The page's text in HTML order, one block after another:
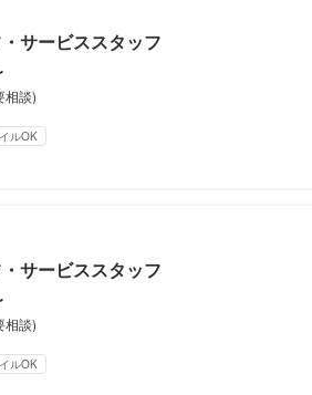
サービススタッフ
相談)
ルOK
サービススタッフ
相談)
ルOK
付き！
制服貸与 車通勤OK バイク通勤OK
付き！
制服貸与 車通勤OK バイク通勤OK
土日休み)
制服貸与 車通勤OK
フリーター歓迎